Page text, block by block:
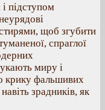
підступом
щоб згубити
спраглої
миру і
крику фальшивих
зрадників, як